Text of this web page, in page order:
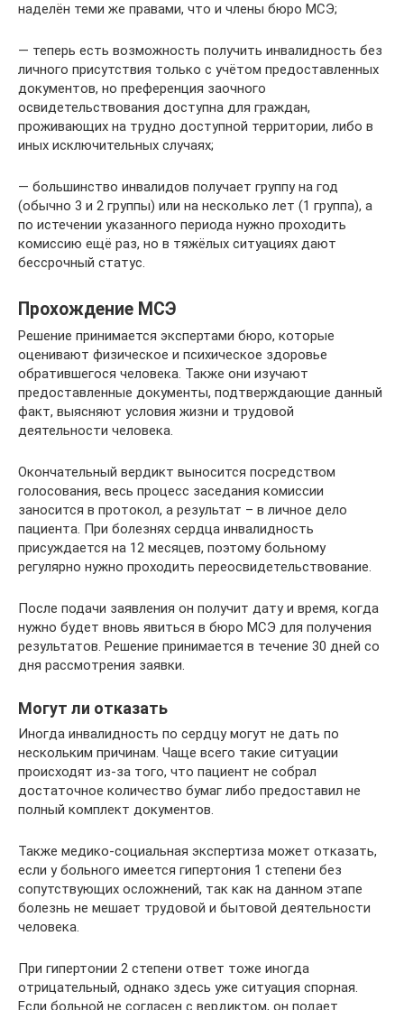
наделён теми же правами, что и члены бюро МСЭ;
— теперь есть возможность получить инвалидность без
личного присутствия только с учётом предоставленных
документов, но преференция заочного
освидетельствования доступна для граждан,
проживающих на трудно доступной территории, либо в
иных исключительных случаях;
— большинство инвалидов получает группу на год
(обычно 3 и 2 группы) или на несколько лет (1 группа), а
по истечении указанного периода нужно проходить
комиссию ещё раз, но в тяжёлых ситуациях дают
бессрочный статус.
Прохождение МСЭ
Решение принимается экспертами бюро, которые
оценивают физическое и психическое здоровье
обратившегося человека. Также они изучают
предоставленные документы, подтверждающие данный
факт, выясняют условия жизни и трудовой
деятельности человека.
Окончательный вердикт выносится посредством
голосования, весь процесс заседания комиссии
заносится в протокол, а результат – в личное дело
пациента. При болезнях сердца инвалидность
присуждается на 12 месяцев, поэтому больному
регулярно нужно проходить переосвидетельствование.
После подачи заявления он получит дату и время, когда
нужно будет вновь явиться в бюро МСЭ для получения
результатов. Решение принимается в течение 30 дней со
дня рассмотрения заявки.
Могут ли отказать
Иногда инвалидность по сердцу могут не дать по
нескольким причинам. Чаще всего такие ситуации
происходят из-за того, что пациент не собрал
достаточное количество бумаг либо предоставил не
полный комплект документов.
Также медико-социальная экспертиза может отказать,
если у больного имеется гипертония 1 степени без
сопутствующих осложнений, так как на данном этапе
болезнь не мешает трудовой и бытовой деятельности
человека.
При гипертонии 2 степени ответ тоже иногда
отрицательный, однако здесь уже ситуация спорная.
Если больной не согласен с вердиктом, он подает